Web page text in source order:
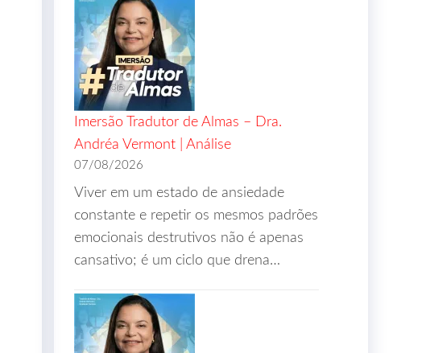
Imersão Tradutor de Almas – Dra.
Andréa Vermont | Análise
07/08/2026
Viver em um estado de ansiedade
constante e repetir os mesmos padrões
emocionais destrutivos não é apenas
cansativo; é um ciclo que drena…